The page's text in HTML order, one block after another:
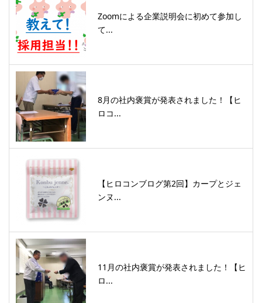
Zoomによる企業説明会に初めて参加し
て...
8月の社内褒賞が発表されました！【ヒ
ロコ...
【ヒロコンブログ第2回】カープとジェ
ンヌ...
11月の社内褒賞が発表されました！【ヒ
ロ...